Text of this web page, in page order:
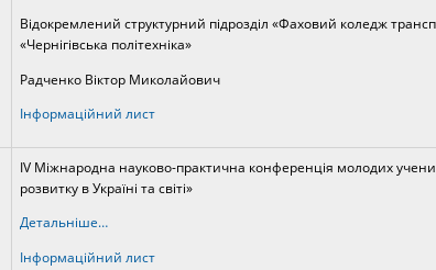
Відокремлений структурний підрозділ «Фаховий коледж
«Чернігівська політехніка»
Радченко Віктор Миколайович
Інформаційний лист
ІV Міжнародна науково-практична конференція молодих
розвитку в Україні та світі»
Детальніше…
Інформаційний лист